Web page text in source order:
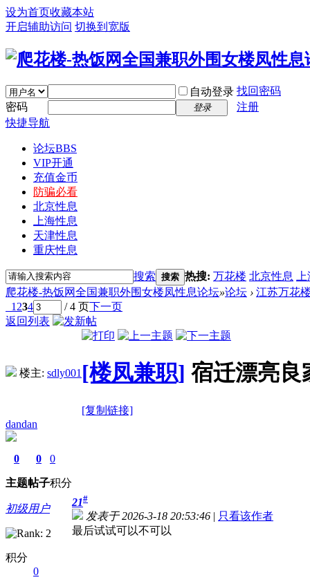
设为首页收藏本站
开启辅助访问 切换到宽版
自动登录 找回密码
密码
登录
注册
快捷导航
论坛BBS
VIP开通
充值金币
防骗必看
北京性息
上海性息
天津性息
重庆性息
搜索 搜索 热搜: 万花楼 北京性息
爬花楼-热饭网全国兼职外围女楼凤性息论坛»论坛 › 江苏万花
1 234 / 4 页下一页
返回列表
楼主: sdly001 [楼凤兼职] 宿迁漂亮良
[复制链接]
dandan
0
主题
0
帖子
0
积分
初级用户
积分
0
21#
发表于 2026-3-18 20:53:46 | 只看该作者
最后试试可以不可以